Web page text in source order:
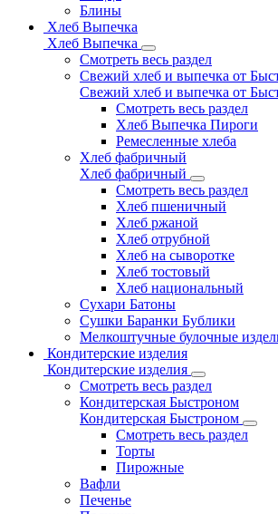
Блины
Хлеб Выпечка
Хлеб Выпечка
Смотреть весь раздел
Свежий хлеб и выпечка от
Свежий хлеб и выпечка от
Смотреть весь раздел
Хлеб Выпечка Пироги
Ремесленные хлеба
Хлеб фабричный
Хлеб фабричный
Смотреть весь раздел
Хлеб пшеничный
Хлеб ржаной
Хлеб отрубной
Хлеб на сыворотке
Хлеб тостовый
Хлеб национальный
Сухари Батоны
Сушки Баранки Бублики
Мелкоштучные булочные
Кондитерские изделия
Кондитерские изделия
Смотреть весь раздел
Кондитерская Быстроном
Кондитерская Быстроном
Смотреть весь раздел
Торты
Пирожные
Вафли
Печенье